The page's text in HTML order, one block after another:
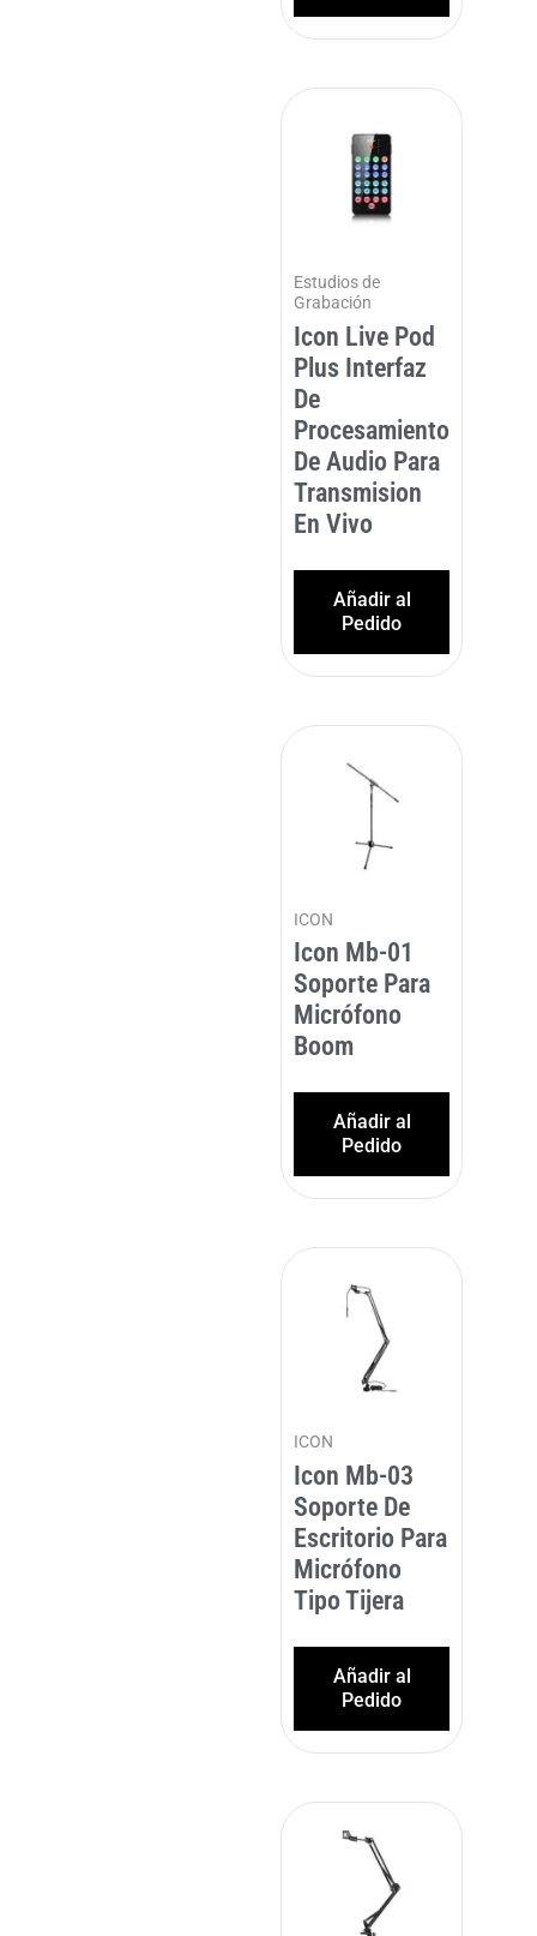
Estudios de
Grabación
Icon Live Pod
Plus Interfaz
De
Procesamiento
De Audio Para
Transmision
En Vivo
Añadir al
Pedido
ICON
Icon Mb-01
Soporte Para
Micrófono
Boom
Añadir al
Pedido
ICON
Icon Mb-03
Soporte De
Escritorio Para
Micrófono
Tipo Tijera
Añadir al
Pedido